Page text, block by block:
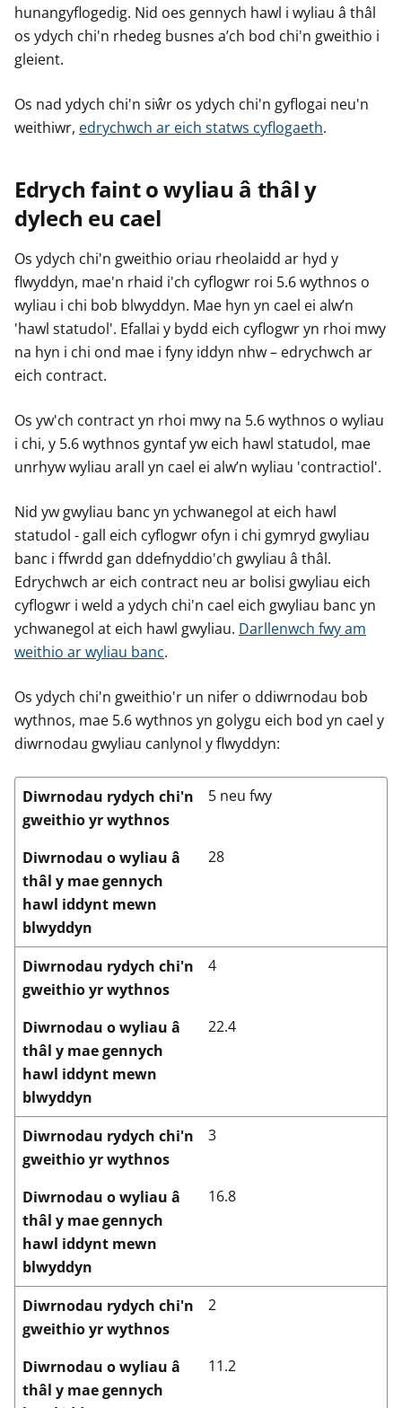
g
o
a
r
f
e
n
g
a
r
f
e
g
a
r
f
hunangyflogedig. Nid oes gennych hawl i wyliau â thâl
os ydych chi'n rhedeg busnes a’ch bod chi'n gweithio i
gleient.
Os nad ydych chi'n siŵr os ydych chi'n gyflogai neu'n
weithiwr, edrychwch ar eich statws cyflogaeth.
Edrych faint o wyliau â thâl y
dylech eu cael
Os ydych chi'n gweithio oriau rheolaidd ar hyd y
flwyddyn, mae'n rhaid i'ch cyflogwr roi 5.6 wythnos o
wyliau i chi bob blwyddyn. Mae hyn yn cael ei alw’n
'hawl statudol'. Efallai y bydd eich cyflogwr yn rhoi mwy
na hyn i chi ond mae i fyny iddyn nhw – edrychwch ar
eich contract.
Os yw'ch contract yn rhoi mwy na 5.6 wythnos o wyliau
i chi, y 5.6 wythnos gyntaf yw eich hawl statudol, mae
unrhyw wyliau arall yn cael ei alw’n wyliau 'contractiol'.
Nid yw gwyliau banc yn ychwanegol at eich hawl
statudol - gall eich cyflogwr ofyn i chi gymryd gwyliau
banc i ffwrdd gan ddefnyddio'ch gwyliau â thâl.
Edrychwch ar eich contract neu ar bolisi gwyliau eich
cyflogwr i weld a ydych chi'n cael eich gwyliau banc yn
ychwanegol at eich hawl gwyliau. Darllenwch fwy am
weithio ar wyliau banc.
Os ydych chi'n gweithio'r un nifer o ddiwrnodau bob
wythnos, mae 5.6 wythnos yn golygu eich bod yn cael y
diwrnodau gwyliau canlynol y flwyddyn:
Diwrnodau rydych chi'n
gweithio yr wythnos
5 neu fwy
Diwrnodau o wyliau â
thâl y mae gennych
hawl iddynt mewn
blwyddyn
28
Diwrnodau rydych chi'n
gweithio yr wythnos
4
Diwrnodau o wyliau â
thâl y mae gennych
hawl iddynt mewn
blwyddyn
22.4
Diwrnodau rydych chi'n
gweithio yr wythnos
3
Diwrnodau o wyliau â
thâl y mae gennych
hawl iddynt mewn
blwyddyn
16.8
Diwrnodau rydych chi'n
gweithio yr wythnos
2
Diwrnodau o wyliau â
thâl y mae gennych
11.2